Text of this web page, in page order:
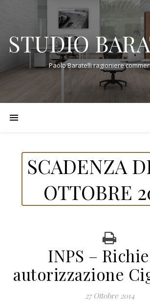
STUDIO
Paolo Baratelli ragioniere
SCADENZA
OTTOBRE
INPS –
autorizzazione
27 Ottobre 2014